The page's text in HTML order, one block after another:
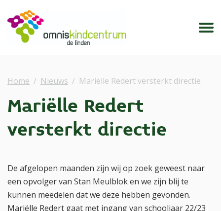
Home Nieuws Mariëlle Redert versterkt directie
Mariëlle Redert
versterkt directie
De afgelopen maanden zijn wij op zoek geweest naar
een opvolger van Stan Meulblok en we zijn blij te
kunnen meedelen dat we deze hebben gevonden.
Mariëlle Redert gaat met ingang van schooljaar 22/23